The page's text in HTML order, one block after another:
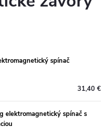
spínač
31,40 €
elektromagnetický spínač s